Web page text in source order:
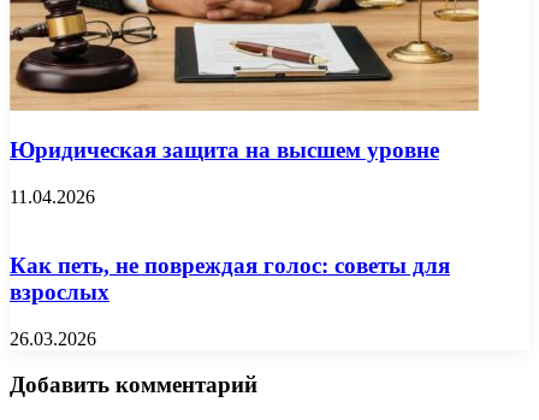
Юридическая защита на высшем уровне
11.04.2026
Как петь, не повреждая голос: советы для
взрослых
26.03.2026
Добавить комментарий